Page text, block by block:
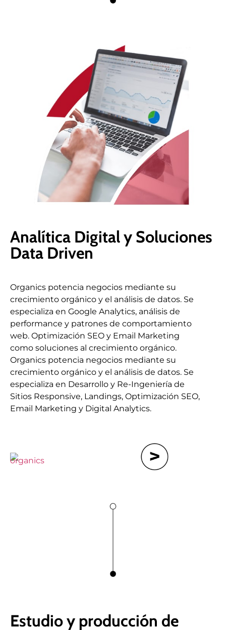
Analítica Digital y Soluciones
Data Driven
Organics potencia negocios mediante su
crecimiento orgánico y el análisis de datos. Se
especializa en Google Analytics, análisis de
performance y patrones de comportamiento
web. Optimización SEO y Email Marketing
como soluciones al crecimiento orgánico.
Organics potencia negocios mediante su
crecimiento orgánico y el análisis de datos. Se
especializa en Desarrollo y Re-Ingeniería de
Sitios Responsive, Landings, Optimización SEO,
Email Marketing y Digital Analytics.
Estudio y producción de